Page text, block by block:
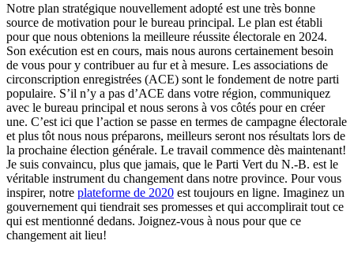
Notre plan stratégique nouvellement adopté est une très bonne
source de motivation pour le bureau principal. Le plan est établi
pour que nous obtenions la meilleure réussite électorale en 2024.
Son exécution est en cours, mais nous aurons certainement besoin
de vous pour y contribuer au fur et à mesure. Les associations de
circonscription enregistrées (ACE) sont le fondement de notre parti
populaire. S’il n’y a pas d’ACE dans votre région, communiquez
avec le bureau principal et nous serons à vos côtés pour en créer
une. C’est ici que l’action se passe en termes de campagne électorale
et plus tôt nous nous préparons, meilleurs seront nos résultats lors de
la prochaine élection générale. Le travail commence dès maintenant!
Je suis convaincu, plus que jamais, que le Parti Vert du N.-B. est le
véritable instrument du changement dans notre province. Pour vous
inspirer, notre plateforme de 2020 est toujours en ligne. Imaginez un
gouvernement qui tiendrait ses promesses et qui accomplirait tout ce
qui est mentionné dedans. Joignez-vous à nous pour que ce
changement ait lieu!